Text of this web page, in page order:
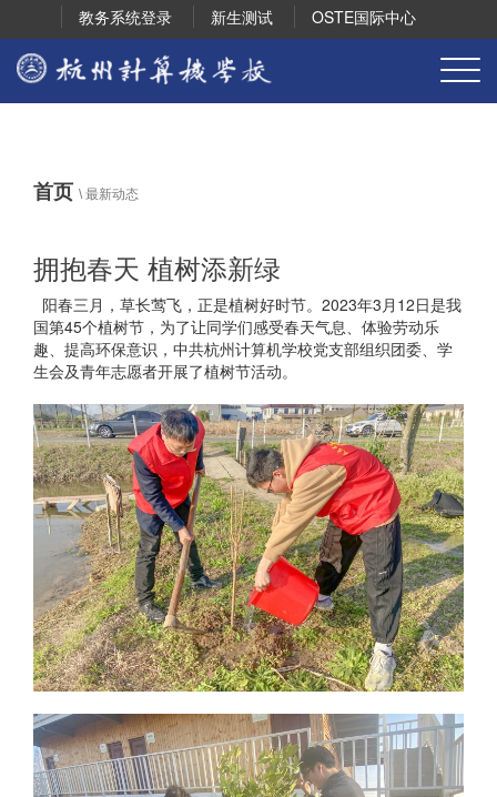
教务系统登录 新生测试 OSTE国际中心
首页 \最新动态
拥抱春天 植树添新绿
阳春三月，草长莺飞，正是植树好时节。2023年3月12日是我
国第45个植树节，为了让同学们感受春天气息、体验劳动乐
趣、提高环保意识，中共杭州计算机学校党支部组织团委、学
生会及青年志愿者开展了植树节活动。